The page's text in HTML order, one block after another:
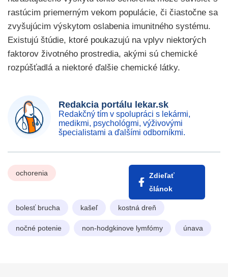
rastúcim priemerným vekom populácie, či čiastočne sa
zvyšujúcim výskytom oslabenia imunitného systému.
Existujú štúdie, ktoré poukazujú na vplyv niektorých
faktorov životného prostredia, akými sú chemické
rozpúšťadlá a niektoré ďalšie chemické látky.
Redakcia portálu lekar.sk
Redakčný tím v spolupráci s lekármi,
medikmi, psychológmi, výživovými
špecialistami a ďalšími odborníkmi.
ochorenia
Zdieľať
článok
bolesť brucha kašeľ kostná dreň
nočné potenie non-hodgkinove lymfómy únava